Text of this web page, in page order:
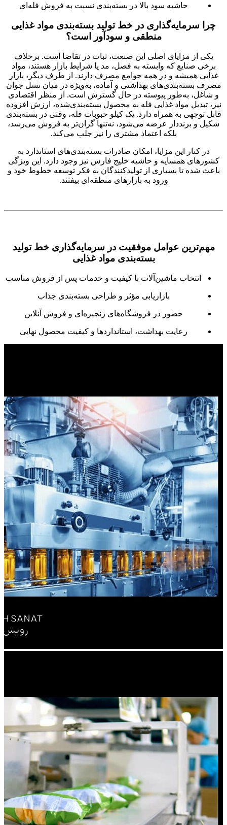
حاشیه سود بالا در بسته‌بندی نسبت به فروش فله‌ای
چرا سرمایه‌گذاری در خط تولید بسته‌بندی مواد غذایی
منطقی و سودآور است؟
یکی از مزایای اصلی این صنعت، ثبات در تقاضا است. برخلاف
برخی صنایع که وابسته به فصل، مد یا شرایط بازار هستند، مواد
غذایی همیشه و در همه جوامع مصرف دارند. از طرف دیگر، بازار
مصرف بسته‌بندی‌های بهداشتی و آماده، به‌ویژه در میان نسل جوان
و شاغل، به‌طور پیوسته در حال گسترش است. از منظر اقتصادی
نیز، تبدیل مواد غذایی فله به محصول بسته‌بندی‌شده، ارزش افزوده
قابل توجهی به همراه دارد. یک کیلو حبوبات فله، وقتی در بسته‌بندی
شکیل و برنددار عرضه می‌شود، نه‌تنها گران‌تر به فروش می‌رسد،
بلکه اعتماد مشتری را نیز جلب می‌کند.
در کنار این مزایا، امکان صادرات بسته‌بندی‌های استاندارد به
کشورهای همسایه و حاشیه خلیج فارس نیز وجود دارد. این ویژگی
باعث شده تا بسیاری از تولیدکنندگان به فکر توسعه خطوط خود و
ورود به بازارهای منطقه‌ای بیفتند.
مهم‌ترین عوامل موفقیت در سرمایه‌گذاری خط تولید
بسته‌بندی مواد غذایی
انتخاب ماشین‌آلات با کیفیت و خدمات پس از فروش مناسب
بازاریابی مؤثر و طراحی بسته‌بندی جذاب
حضور در فروشگاه‌های زنجیره‌ای و فروش آنلاین
رعایت بهداشت، استانداردها و کیفیت محصول نهایی